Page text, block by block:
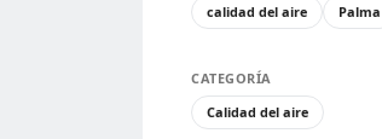
calidad del aire
Palma
CATEGORÍA
Calidad del aire